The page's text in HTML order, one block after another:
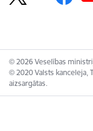
© 2026 Veselības
© 2020 Valsts kanceleja,
aizsargātas.